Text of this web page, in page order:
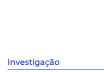
Investigação